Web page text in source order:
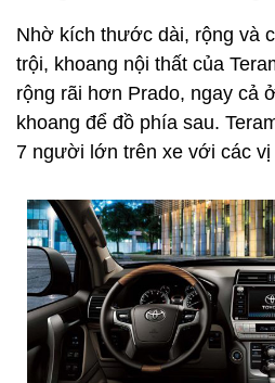
Nhờ kích thước dài, rộng và
trội, khoang nội thất của
rộng rãi hơn Prado, ngay cả
khoang để đồ phía sau.
7 người lớn trên xe với các